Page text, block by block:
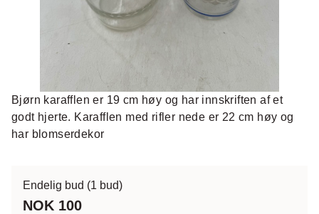
Bjørn karafflen er 19 cm høy og har innskriften af et
godt hjerte. Karafflen med rifler nede er 22 cm høy og
har blomserdekor
Endelig bud (1 bud)
NOK 100